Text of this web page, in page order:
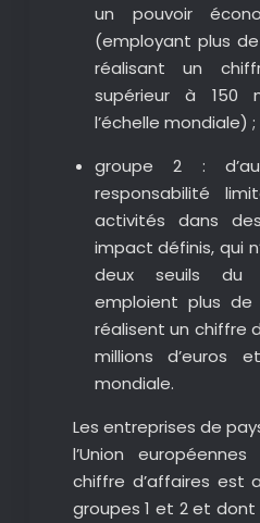
un pouvoir
(employant plus
réalisant un
supérieur à 150
l’échelle mondiale) ;
groupe 2 :
responsabilité
activités dans
impact définis, qui
deux seuils du
emploient plus de
réalisent un chiffre
millions d’euros
mondiale.
Les entreprises de
l’Union
chiffre d’affaires est
groupes 1 et 2 et dont